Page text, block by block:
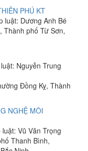
PHÚ KT
luật: Dương Anh Bé
Thành phố Từ Sơn,
Nguyễn Trung
Đồng Kỵ, Thành
NGHỆ MÔI
Vũ Văn Trọng
Thanh Bình,